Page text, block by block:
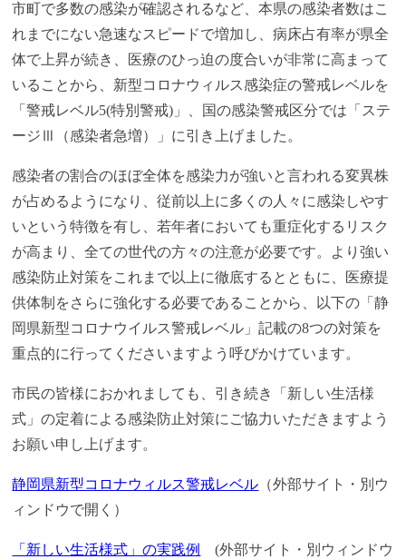
市町で多数の感染が確認されるなど、本県の感染者数はこ
れまでにない急速なスピードで増加し、病床占有率が県全
体で上昇が続き、医療のひっ迫の度合いが非常に高まって
いることから、新型コロナウィルス感染症の警戒レベルを
「警戒レベル5(特別警戒)」、国の感染警戒区分では「ステ
ージⅢ（感染者急増）」に引き上げました。
感染者の割合のほぼ全体を感染力が強いと言われる変異株
が占めるようになり、従前以上に多くの人々に感染しやす
いという特徴を有し、若年者においても重症化するリスク
が高まり、全ての世代の方々の注意が必要です。より強い
感染防止対策をこれまで以上に徹底するとともに、医療提
供体制をさらに強化する必要であることから、以下の「静
岡県新型コロナウイルス警戒レベル」記載の8つの対策を
重点的に行ってくださいますよう呼びかけています。
市民の皆様におかれましても、引き続き「新しい生活様
式」の定着による感染防止対策にご協力いただきますよう
お願い申し上げます。
静岡県新型コロナウィルス警戒レベル （外部サイト・別ウ
ィンドウで開く）
「新しい生活様式」の実践例
(外部サイト・別ウィンドウ